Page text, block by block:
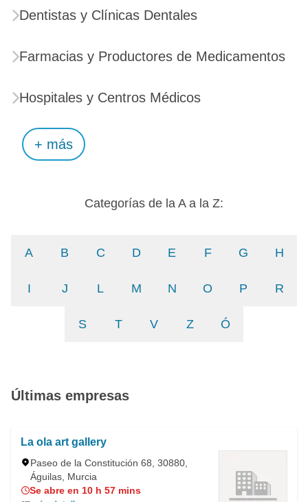
Dentistas y Clínicas Dentales
Farmacias y Productores de Medicamentos
Hospitales y Centros Médicos
+ más
Categorías de la A a la Z:
A B C D E F G H
I J L M N O P R
S T V Z Ó
Últimas empresas
La ola art gallery
Paseo de la Constitución 68, 30880,
Águilas, Murcia
Se abre en 10 h 57 mins